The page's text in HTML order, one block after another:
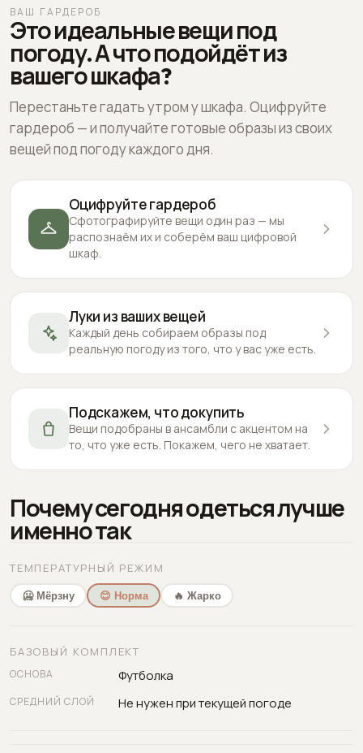
ВАШ ГАРДЕРОБ
Это идеальные вещи под
погоду. А что подойдёт из
вашего шкафа?
Перестаньте гадать утром у шкафа. Оцифруйте
гардероб — и получайте готовые образы из своих
вещей под погоду каждого дня.
Оцифруйте гардероб
Сфотографируйте вещи один раз — мы
распознаём их и соберём ваш цифровой
шкаф.
Луки из ваших вещей
Каждый день собираем образы под
реальную погоду из того, что у вас уже есть.
Подскажем, что докупить
Вещи подобраны в ансамбли с акцентом на
то, что уже есть. Покажем, чего не хватает.
Почему сегодня одеться лучше
именно так
ТЕМПЕРАТУРНЫЙ РЕЖИМ
🥶 Мёрзну 😊 Норма 🔥 Жарко
БАЗОВЫЙ КОМПЛЕКТ
ОСНОВА Футболка
СРЕДНИЙ СЛОЙ Не нужен при текущей погоде